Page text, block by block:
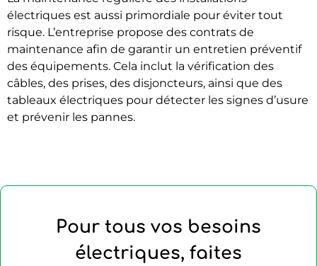
électriques est aussi primordiale pour éviter tout
risque. L’entreprise propose des contrats de
maintenance afin de garantir un entretien préventif
des équipements. Cela inclut la vérification des
câbles, des prises, des disjoncteurs, ainsi que des
tableaux électriques pour détecter les signes d’usure
et prévenir les pannes.
Pour tous vos besoins
électriques, faites